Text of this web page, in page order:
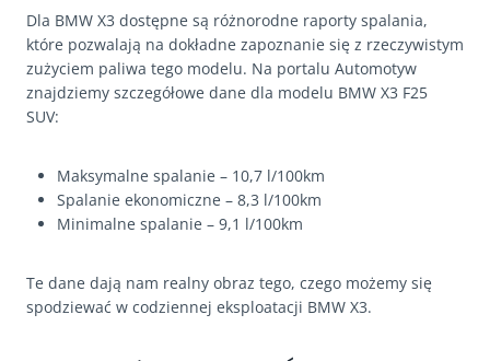
Dla BMW X3 dostępne są różnorodne raporty spalania,
które pozwalają na dokładne zapoznanie się z rzeczywistym
zużyciem paliwa tego modelu. Na portalu Automotyw
znajdziemy szczegółowe dane dla modelu BMW X3 F25
SUV:
Maksymalne spalanie – 10,7 l/100km
Spalanie ekonomiczne – 8,3 l/100km
Minimalne spalanie – 9,1 l/100km
Te dane dają nam realny obraz tego, czego możemy się
spodziewać w codziennej eksploatacji BMW X3.